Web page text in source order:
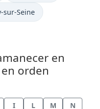
sur-Seine
en
orden
I L M
N